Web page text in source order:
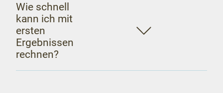
Wie schnell
kann ich mit
ersten
Ergebnissen
rechnen?